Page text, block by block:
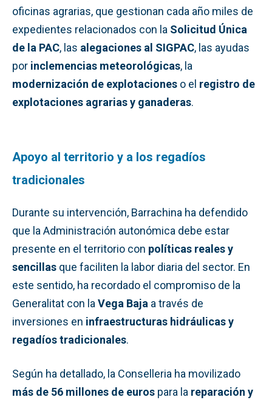
oficinas agrarias, que gestionan cada año miles de
expedientes relacionados con la Solicitud Única
de la PAC, las alegaciones al SIGPAC, las ayudas
por inclemencias meteorológicas, la
modernización de explotaciones o el registro de
explotaciones agrarias y ganaderas.
Apoyo al territorio y a los regadíos
tradicionales
Durante su intervención, Barrachina ha defendido
que la Administración autonómica debe estar
presente en el territorio con políticas reales y
sencillas que faciliten la labor diaria del sector. En
este sentido, ha recordado el compromiso de la
Generalitat con la Vega Baja a través de
inversiones en infraestructuras hidráulicas y
regadíos tradicionales.
Según ha detallado, la Conselleria ha movilizado
más de 56 millones de euros para la reparación y